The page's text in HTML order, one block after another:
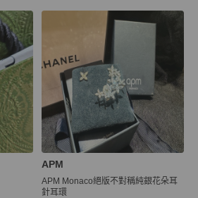
APM
APM Monaco絕版不對稱純銀花朵耳
針耳環